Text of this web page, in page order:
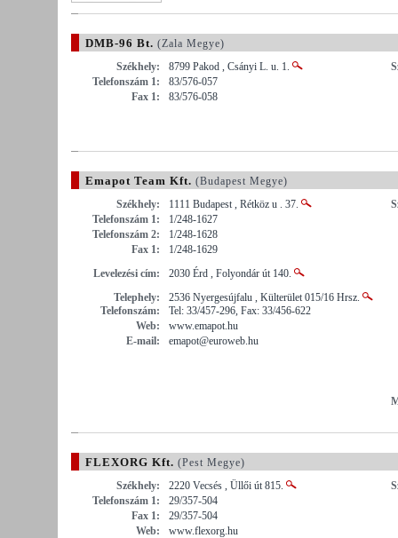
DMB-96 Bt. (Zala Megye)
Székhely:
8799 Pakod , Csányi L. u. 1.
Telefonszám 1:
83/576-057
Fax 1:
83/576-058
Emapot Team Kft. (Budapest Megye)
Székhely:
1111 Budapest , Rétköz u . 37.
Telefonszám 1:
1/248-1627
Telefonszám 2:
1/248-1628
Fax 1:
1/248-1629
Levelezési cím:
2030 Érd , Folyondár út 140.
Telephely:
2536 Nyergesújfalu , Külterület 015/16 Hrsz.
Telefonszám:
Tel: 33/457-296, Fax: 33/456-622
Web:
www.emapot.hu
E-mail:
emapot@euroweb.hu
FLEXORG Kft. (Pest Megye)
Székhely:
2220 Vecsés , Üllői út 815.
Telefonszám 1:
29/357-504
Fax 1:
29/357-504
Web:
www.flexorg.hu